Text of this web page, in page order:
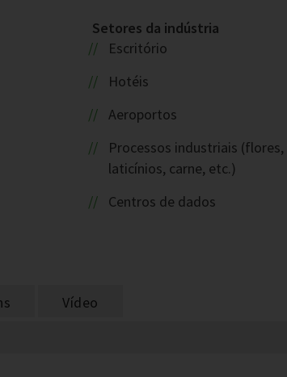
Setores da indústria
Escritório
Hotéis
Aeroportos
Processos industriais
laticínios, carne, etc.)
Centros de dados
Vídeo